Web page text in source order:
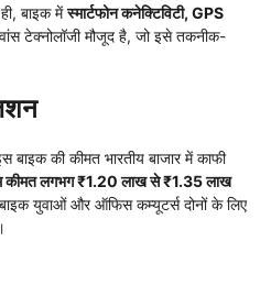
बाइक मेंस्मार्टफोन कनेक्टिविटी, GPS
टेक्नोलॉजी मौजूद है, जो इसे तकनीक-
बाइक की कीमत भारतीय बाजार में काफी
कीमत लगभग ₹1.20 लाख से ₹1.35 लाख
युवाओं और ऑफिस कम्यूटर्स दोनों के लिए